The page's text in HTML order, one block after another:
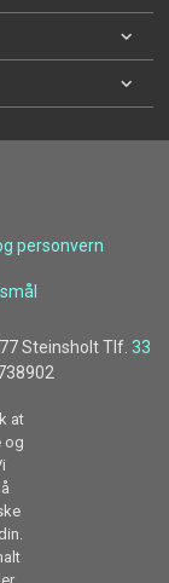
personvern
Steinsholt Tlf. 33
at
og